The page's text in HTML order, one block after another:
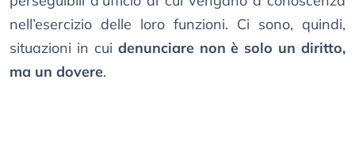
nell’esercizio delle loro funzioni. Ci sono, quindi,
situazioni in cui denunciare non è solo un diritto,
ma un dovere.